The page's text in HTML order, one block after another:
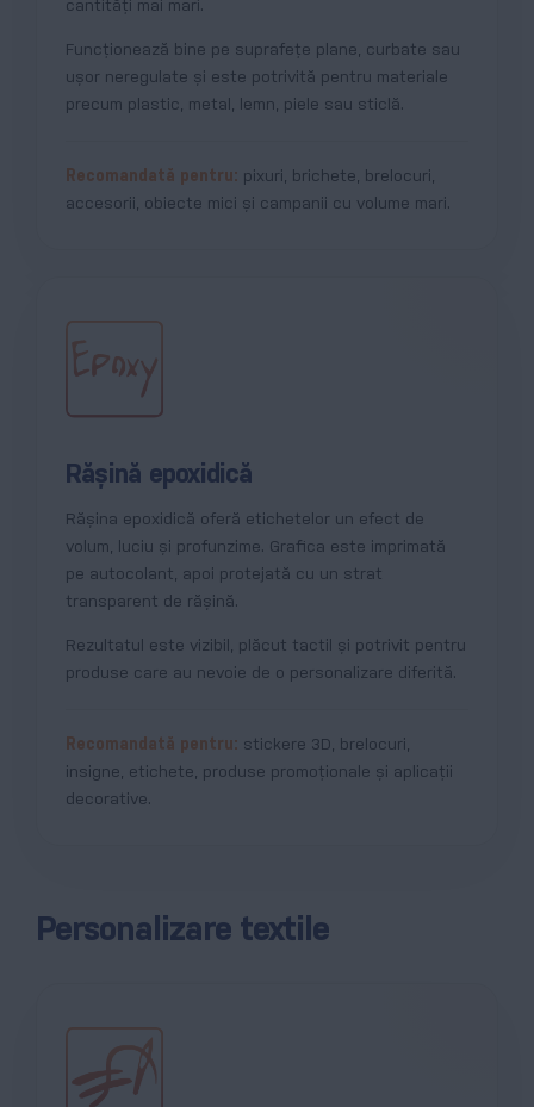
cantități mai mari.
Funcționează bine pe suprafețe plane, curbate sau
ușor neregulate și este potrivită pentru materiale
precum plastic, metal, lemn, piele sau sticlă.
Recomandată pentru: pixuri, brichete, brelocuri,
accesorii, obiecte mici și campanii cu volume mari.
Rășină epoxidică
Rășina epoxidică oferă etichetelor un efect de
volum, luciu și profunzime. Grafica este imprimată
pe autocolant, apoi protejată cu un strat
transparent de rășină.
Rezultatul este vizibil, plăcut tactil și potrivit pentru
produse care au nevoie de o personalizare diferită.
Recomandată pentru: stickere 3D, brelocuri,
insigne, etichete, produse promoționale și aplicații
decorative.
Personalizare textile